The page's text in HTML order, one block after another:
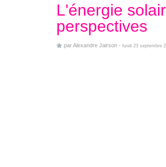
L'énergie
perspectives
parAlexandre Jairson - lundi 23 septembre